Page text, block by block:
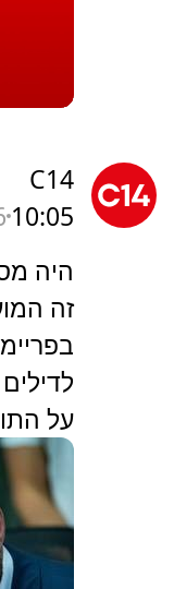
C14
10:05
היה
זה
על